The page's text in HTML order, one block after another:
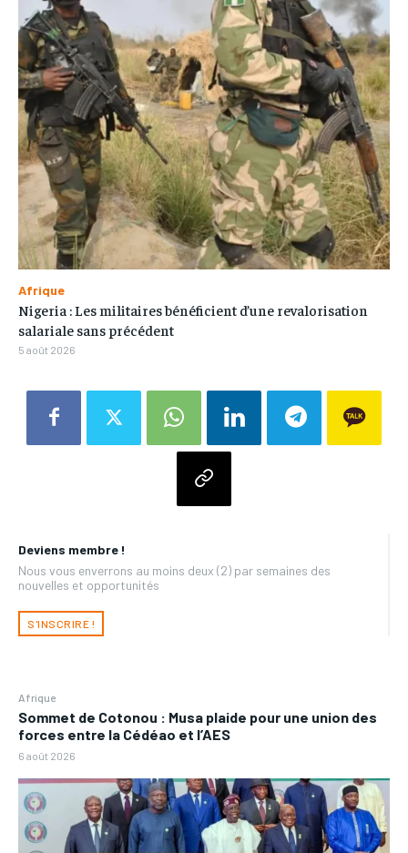
Deviens membre !
Nous vous enverrons au moins deux (2) par semaines des
nouvelles et opportunités
S'INSCRIRE !
Afrique
Sommet de Cotonou : Musa plaide pour une union des
forces entre la Cédéao et l’AES
6 août 2026
Afrique
Nigeria : Les militaires bénéficient d’une revalorisation
salariale sans précédent
5 août 2026